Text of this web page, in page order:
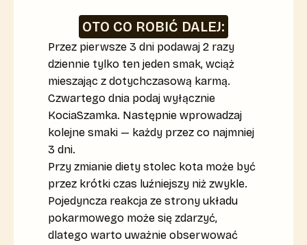
OTO CO ROBIĆ DALEJ:
Przez pierwsze 3 dni podawaj 2 razy
dziennie tylko ten jeden smak, wciąż
mieszając z dotychczasową karmą.
Czwartego dnia podaj wyłącznie
KociaSzamka. Następnie wprowadzaj
kolejne smaki — każdy przez co najmniej
3 dni.
Przy zmianie diety stolec kota może być
przez krótki czas luźniejszy niż zwykle.
Pojedyncza reakcja ze strony układu
pokarmowego może się zdarzyć,
dlatego warto uważnie obserwować